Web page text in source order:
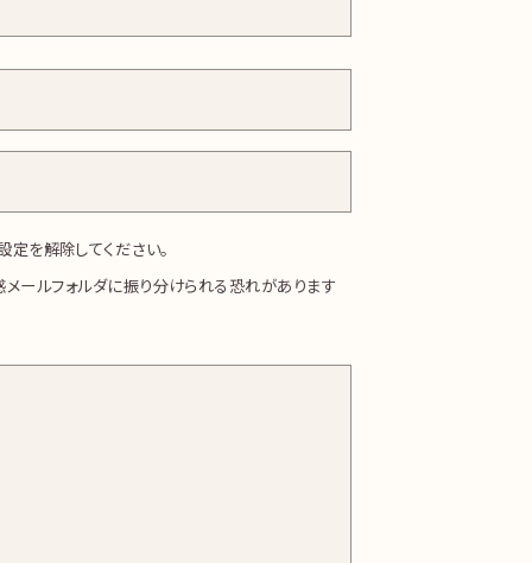
を解除してください。
ールフォルダに振り分けられる恐れがあります